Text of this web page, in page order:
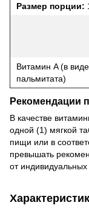
Размер порции:
Витамин A (в виде
пальмитата)
Рекомендации
В качестве
одной (1) мягкой
пищи или в
превышать
от индивидуальных